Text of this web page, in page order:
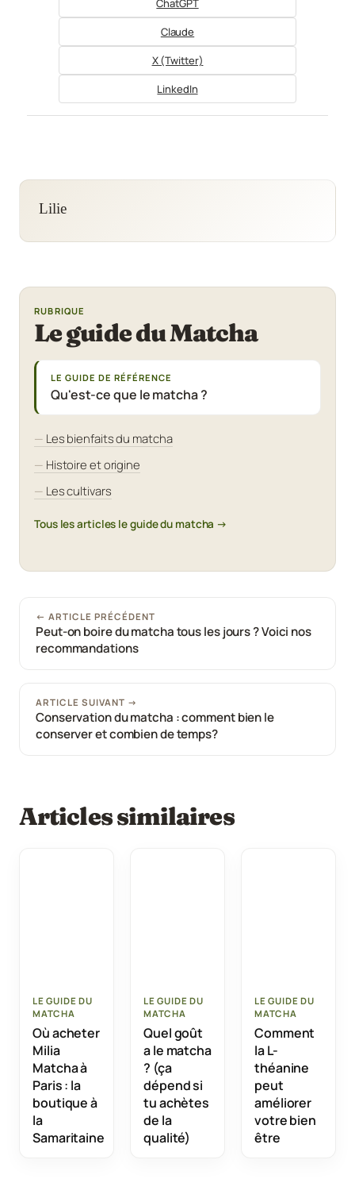
ChatGPT
Claude
X (Twitter)
LinkedIn
Lilie
RUBRIQUE
Le guide du Matcha
LE GUIDE DE RÉFÉRENCE
Qu'est-ce que le matcha ?
Les bienfaits du matcha
Histoire et origine
Les cultivars
Tous les articles le guide du matcha →
← ARTICLE PRÉCÉDENT
Peut-on boire du matcha tous les jours ? Voici nos
recommandations
ARTICLE SUIVANT →
Conservation du matcha : comment bien le
conserver et combien de temps?
Articles similaires
LE GUIDE DU
MATCHA
Où acheter
Milia
Matcha à
Paris : la
boutique à
la
Samaritaine
LE GUIDE DU
MATCHA
Quel goût
a le matcha
? (ça
dépend si
tu achètes
de la
qualité)
LE GUIDE DU
MATCHA
Comment
la L-
théanine
peut
améliorer
votre bien
être